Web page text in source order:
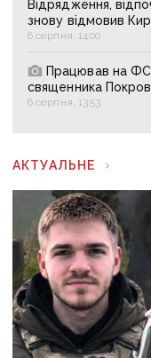
Відрядження,
знову відмовив
6 серпня, 14:00
Працював на
священника
6 серпня, 13:53
АКТУАЛЬНЕ